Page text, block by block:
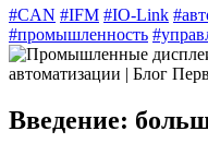
#CAN #IFM #IO-Link
#промышленность
Введение: